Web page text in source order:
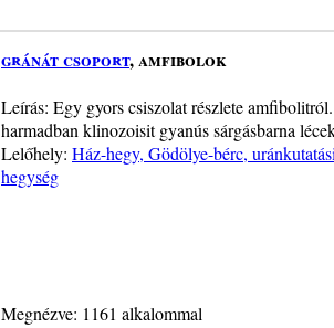
gránát csoport, amfibolok
Leírás: Egy gyors csiszolat részlete
harmadban klinozoisit gyanús sárgásbarna
Lelőhely: Ház-hegy, Gödölye-bérc,
hegység
Megnézve: 1161 alkalommal